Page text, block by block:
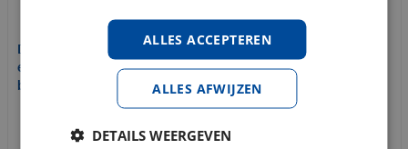
Dog Copenhagen go
explorer treat bag ocean
blue
40,95
Dog Copenhagen urban
rope leash small mocca
€
ALLES ACCEPTEREN
ALLES AFWIJZEN
DETAILS WEERGEVEN